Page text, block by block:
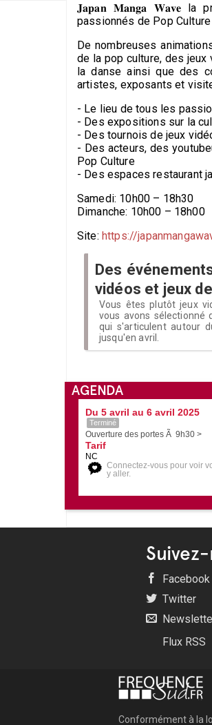
𝐉𝐚𝐩𝐚𝐧 𝐌𝐚𝐧𝐠𝐚 𝐖𝐚𝐯𝐞 la
passionnés de Pop Culture
De nombreuses
de la pop culture, des jeux
la danse ainsi que des
artistes, exposants et
- Le lieu de tous les
- Des expositions sur la
- Des tournois de jeux
- Des acteurs, des
Pop Culture
- Des espaces restaurant
Samedi: 10h00 – 18h30
Dimanche: 10h00 – 18h00
Site: https://
Des
vidéos et jeux
Vous êtes plutôt jeux
vous avons sélectionné
qui s'articulent autour
jusqu'en avril.
AGENDA
Du 5 avril au 6 avril 2025
Terminé
Ouverture des portes Ã 9h30 >
Tarif
NC
Connectez-vous pour voir
y aller.
Facebook
Twitter
Flux RSS
Conformément à la